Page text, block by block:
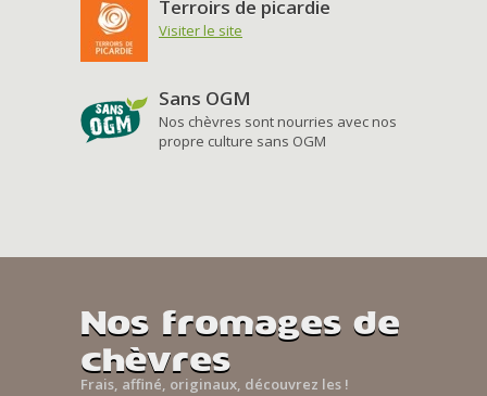
Terroirs de picardie
Visiter le site
Sans OGM
Nos chèvres sont nourries avec nos
propre culture sans OGM
Nos fromages de
chèvres
Frais, affiné, originaux, découvrez les !